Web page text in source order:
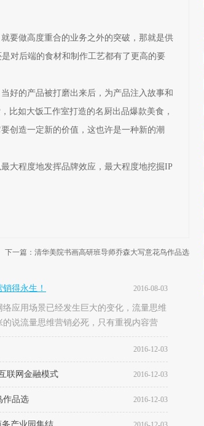
要做高度重合的业务之外的突破，那就是供
对后端的食材和制作工艺都有了更高的要
的产品被打磨出来后，为产品注入故事和
比如大饭工作室打造的名厨出品爆款美食，
创造一定新的价值，这也许是一种新的潮
程度地发挥品牌效应，最大程度地挖掘IP
下一篇：清华美院书画高研班导师乔森大写意花鸟作品选
得永生！ 2016-08-03
用场景已经发生巨大的变化，流量思维
说流量思维营销必死，只有重视内容营
2016-12-03
联网金融模式 2016-12-03
作品选 2016-12-03